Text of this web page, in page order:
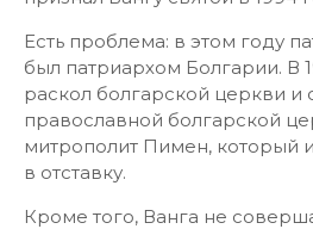
Есть проблема: в этом году
был патриархом Болгарии. В
раскол болгарской церкви и
православной болгарской
митрополит Пимен, который
в отставку.
Кроме того, Ванга не